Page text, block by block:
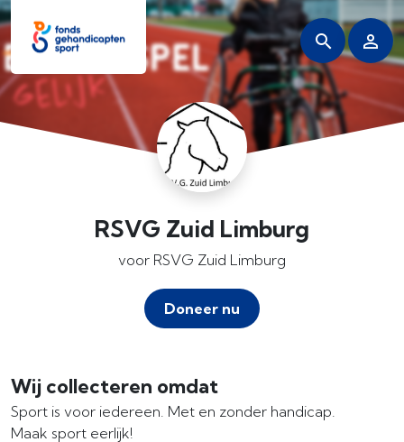
RSVG Zuid Limburg
voor RSVG Zuid Limburg
Doneer nu
Wij collecteren omdat
Sport is voor iedereen. Met en zonder handicap.
Maak sport eerlijk!